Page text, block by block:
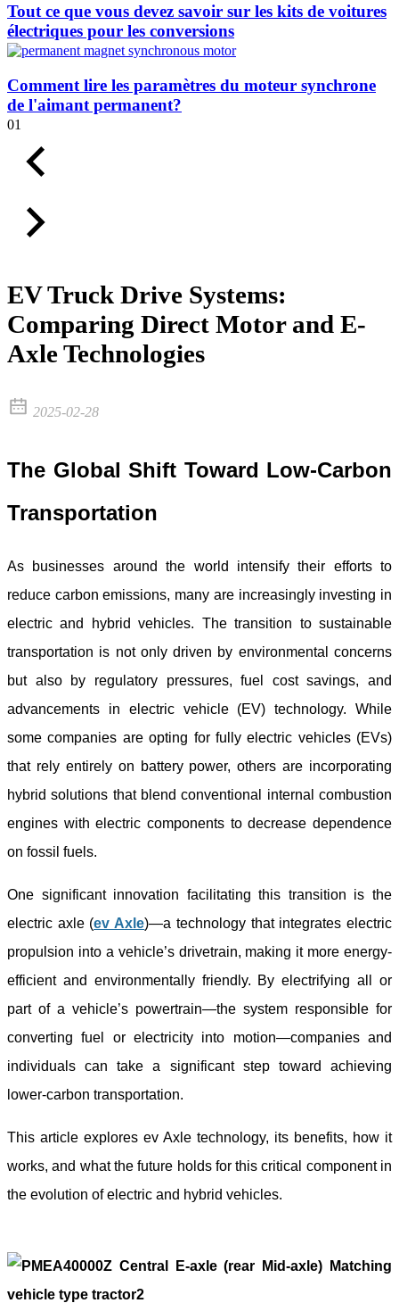
Tout ce que vous devez savoir sur les kits de voitures
électriques pour les conversions
Comment lire les paramètres du moteur synchrone
de l'aimant permanent?
01
EV Truck Drive Systems:
Comparing Direct Motor and E-
Axle Technologies
2025-02-28
The Global Shift Toward Low-Carbon
Transportation
As businesses around the world intensify their efforts to
reduce carbon emissions, many are increasingly investing in
electric and hybrid vehicles. The transition to sustainable
transportation is not only driven by environmental concerns
but also by regulatory pressures, fuel cost savings, and
advancements in electric vehicle (EV) technology. While
some companies are opting for fully electric vehicles (EVs)
that rely entirely on battery power, others are incorporating
hybrid solutions that blend conventional internal combustion
engines with electric components to decrease dependence
on fossil fuels.
One significant innovation facilitating this transition is the
electric axle (ev Axle)—a technology that integrates electric
propulsion into a vehicle’s drivetrain, making it more energy-
efficient and environmentally friendly. By electrifying all or
part of a vehicle’s powertrain—the system responsible for
converting fuel or electricity into motion—companies and
individuals can take a significant step toward achieving
lower-carbon transportation.
This article explores ev Axle technology, its benefits, how it
works, and what the future holds for this critical component in
the evolution of electric and hybrid vehicles.